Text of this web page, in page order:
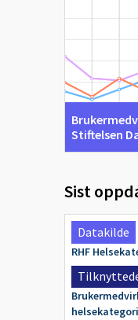
Stiftelsen
Sist
Datakilde
RHF
helsekategori